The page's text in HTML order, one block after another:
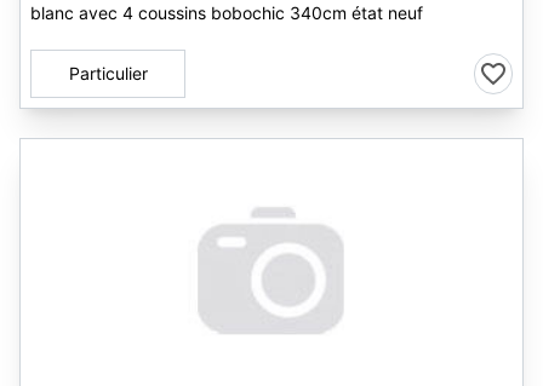
blanc avec 4 coussins bobochic 340cm état neuf
Particulier